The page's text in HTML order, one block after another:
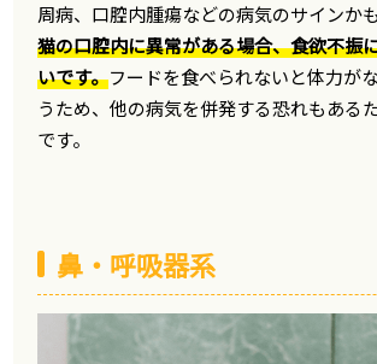
周病、口腔内腫瘍などの病気のサインか
猫の口腔内に異常がある場合、食欲不振
いです。フードを食べられないと体力が
うため、他の病気を併発する恐れもある
です。
鼻・呼吸器系